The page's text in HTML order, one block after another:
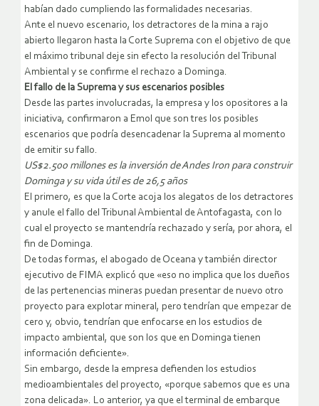
habían dado cumpliendo las formalidades necesarias.
Ante el nuevo escenario, los detractores de la mina a rajo
abierto llegaron hasta la Corte Suprema con el objetivo de que
el máximo tribunal deje sin efecto la resolución del Tribunal
Ambiental y se confirme el rechazo a Dominga.
El fallo de la Suprema y sus escenarios posibles
Desde las partes involucradas, la empresa y los opositores a la
iniciativa, confirmaron a Emol que son tres los posibles
escenarios que podría desencadenar la Suprema al momento
de emitir su fallo.
US$2.500 millones es la inversión de Andes Iron para construir
Dominga y su vida útil es de 26,5 años
El primero, es que la Corte acoja los alegatos de los detractores
y anule el fallo del Tribunal Ambiental de Antofagasta, con lo
cual el proyecto se mantendría rechazado y sería, por ahora, el
fin de Dominga.
De todas formas, el abogado de Oceana y también director
ejecutivo de FIMA explicó que «eso no implica que los dueños
de las pertenencias mineras puedan presentar de nuevo otro
proyecto para explotar mineral, pero tendrían que empezar de
cero y, obvio, tendrían que enfocarse en los estudios de
impacto ambiental, que son los que en Dominga tienen
información deficiente».
Sin embargo, desde la empresa defienden los estudios
medioambientales del proyecto, «porque sabemos que es una
zona delicada». Lo anterior, ya que el terminal de embarque